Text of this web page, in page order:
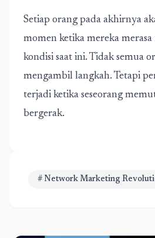
Setiap orang pada akhirnya
momen ketika mereka
kondisi saat ini. Tidak semua
mengambil langkah. Tetapi
terjadi ketika seseorang
bergerak.
# Network Marketing